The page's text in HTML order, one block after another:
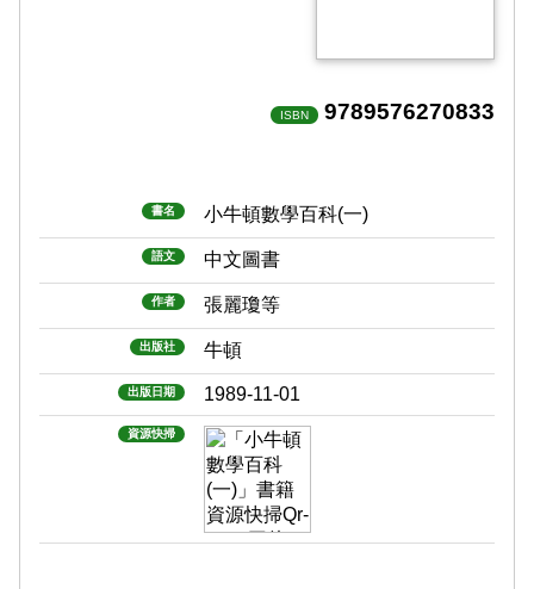
ISBN 9789576270833
書名 小牛頓數學百科(一)
語文 中文圖書
作者 張麗瓊等
出版社 牛頓
出版日期 1989-11-01
資源快掃